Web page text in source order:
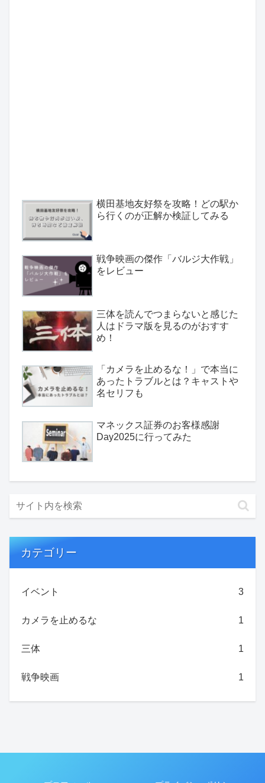
横田基地友好祭を攻略！どの駅か
ら行くのが正解か検証してみる
戦争映画の傑作「バルジ大作戦」
をレビュー
三体を読んでつまらないと感じた
人はドラマ版を見るのがおすす
め！
「カメラを止めるな！」で本当に
あったトラブルとは？キャストや
名セリフも
マネックス証券のお客様感謝
Day2025に行ってみた
カテゴリー
イベント 3
カメラを止めるな 1
三体 1
戦争映画 1